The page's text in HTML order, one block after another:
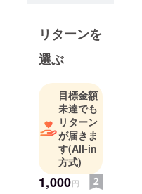
リターンを
選ぶ
目標金額
未達でも
リターン
が届きま
す(All-in
方式)
1,000円